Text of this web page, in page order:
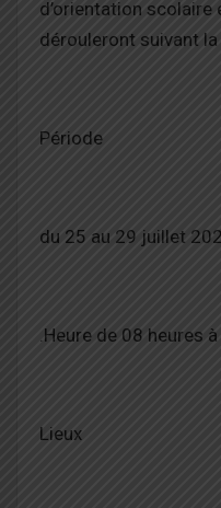
d’orientation
dérouleront suivant
Période
du 25 au 29 juillet
.Heure de 08 heures
Lieux